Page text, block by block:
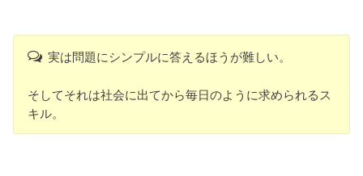
実は問題にシンプルに答えるほうが難しい。
そしてそれは社会に出てから毎日のように求められるス
キル。